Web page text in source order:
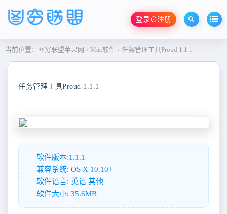
登录⊙注册
当前位置： 图穷联盟苹果网 > Mac软件 > 任务管理工具Proud 1.1.1
任务管理工具Proud 1.1.1
软件版本:1.1.1
兼容系统: OS X 10.10+
软件语言: 英语 其他
软件大小: 35.6MB